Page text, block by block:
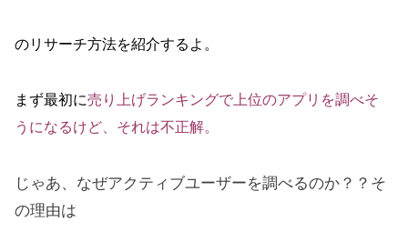
のリサーチ方法を紹介するよ。
まず最初に売り上げランキングで上位のアプリを調べそ
うになるけど、それは不正解。
じゃあ、なぜアクティブユーザーを調べるのか？？そ
の理由は